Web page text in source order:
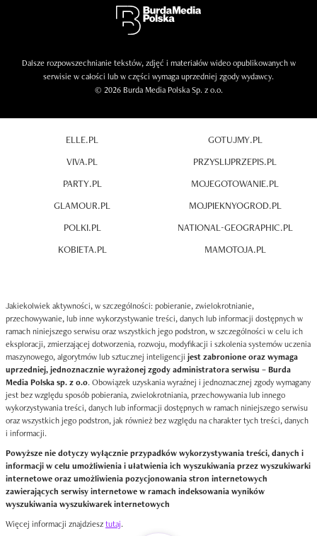
Dalsze rozpowszechnianie tekstów, zdjęć i materiałów wideo opublikowanych w
serwisie w całości lub w części wymaga uprzedniej zgody wydawcy.
© 2026 Burda Media Polska Sp. z o.o.
ELLE.PL
VIVA.PL
PARTY.PL
GLAMOUR.PL
POLKI.PL
KOBIETA.PL
GOTUJMY.PL
PRZYSLIJPRZEPIS.PL
MOJEGOTOWANIE.PL
MOJPIEKNYOGROD.PL
NATIONAL-GEOGRAPHIC.PL
MAMOTOJA.PL
Jakiekolwiek aktywności, w szczególności: pobieranie, zwielokrotnianie,
przechowywanie, lub inne wykorzystywanie treści, danych lub informacji dostępnych w
ramach niniejszego serwisu oraz wszystkich jego podstron, w szczególności w celu ich
eksploracji, zmierzającej dotworzenia, rozwoju, modyfikacji i szkolenia systemów uczenia
maszynowego, algorytmów lub sztucznej inteligencji jest zabronione oraz wymaga
uprzedniej, jednoznacznie wyrażonej zgody administratora serwisu – Burda
Media Polska sp. z o.o. Obowiązek uzyskania wyraźnej i jednoznacznej zgody wymagany
jest bez względu sposób pobierania, zwielokrotniania, przechowywania lub innego
wykorzystywania treści, danych lub informacji dostępnych w ramach niniejszego serwisu
oraz wszystkich jego podstron, jak również bez względu na charakter tych treści, danych
i informacji.
Powyższe nie dotyczy wyłącznie przypadków wykorzystywania treści, danych i
informacji w celu umożliwienia i ułatwienia ich wyszukiwania przez wyszukiwarki
internetowe oraz umożliwienia pozycjonowania stron internetowych
zawierających serwisy internetowe w ramach indeksowania wyników
wyszukiwania wyszukiwarek internetowych
Więcej informacji znajdziesztutaj.